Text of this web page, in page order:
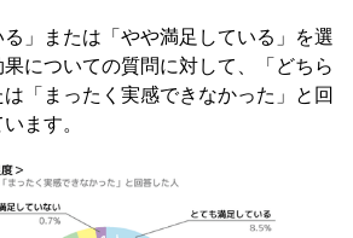
る」または「やや満足している」を選
についての質問に対して、「どちら
「まったく実感できなかった」と回
ます。